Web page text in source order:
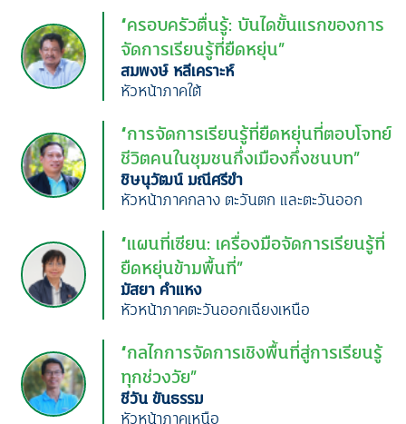
“ครอบครัวตื่นรู้: บันไดขั้นแรกของการ
จัดการเรียนรู้ที่ยืดหยุ่น”
สมพงษ์ หลีเคราะห์
หัวหน้าภาคใต้
“การจัดการเรียนรู้ที่ยืดหยุ่นที่ตอบโจทย์
ชีวิตคนในชุมชนกึ่งเมืองกึ่งชนบท”
ชิษนุวัฒน์ มณีศรีขำ
หัวหน้าภาคกลาง ตะวันตก และตะวันออก
“แผนที่เซียน: เครื่องมือจัดการเรียนรู้ที่
ยืดหยุ่นข้ามพื้นที่”
มัสยา คำแหง
หัวหน้าภาคตะวันออกเฉียงเหนือ
“กลไกการจัดการเชิงพื้นที่สู่การเรียนรู้
ทุกช่วงวัย”
ชีวัน ขันธรรม
หัวหน้าภาคเหนือ